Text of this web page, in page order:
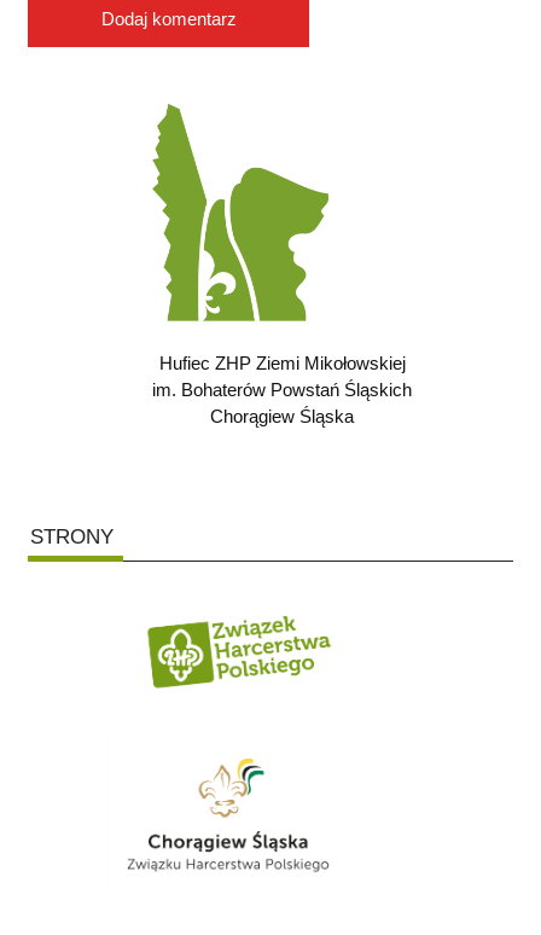
Hufiec ZHP Ziemi Mikołowskiej
im. Bohaterów Powstań Śląskich
Chorągiew Śląska
STRONY